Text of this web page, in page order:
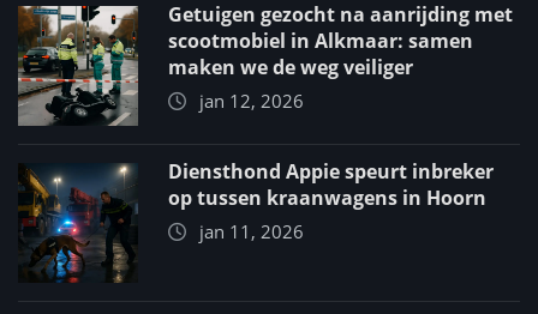
Getuigen gezocht na aanrijding met
scootmobiel in Alkmaar: samen
maken we de weg veiliger
jan 12, 2026
Diensthond Appie speurt inbreker
op tussen kraanwagens in Hoorn
jan 11, 2026